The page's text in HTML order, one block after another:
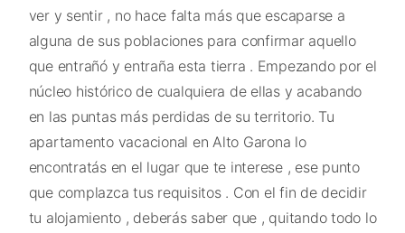
ver y sentir , no hace falta más que escaparse a
alguna de sus poblaciones para confirmar aquello
que entrañó y entraña esta tierra . Empezando por el
núcleo histórico de cualquiera de ellas y acabando
en las puntas más perdidas de su territorio. Tu
apartamento vacacional en Alto Garona lo
encontratás en el lugar que te interese , ese punto
que complazca tus requisitos . Con el fin de decidir
tu alojamiento , deberás saber que , quitando todo lo